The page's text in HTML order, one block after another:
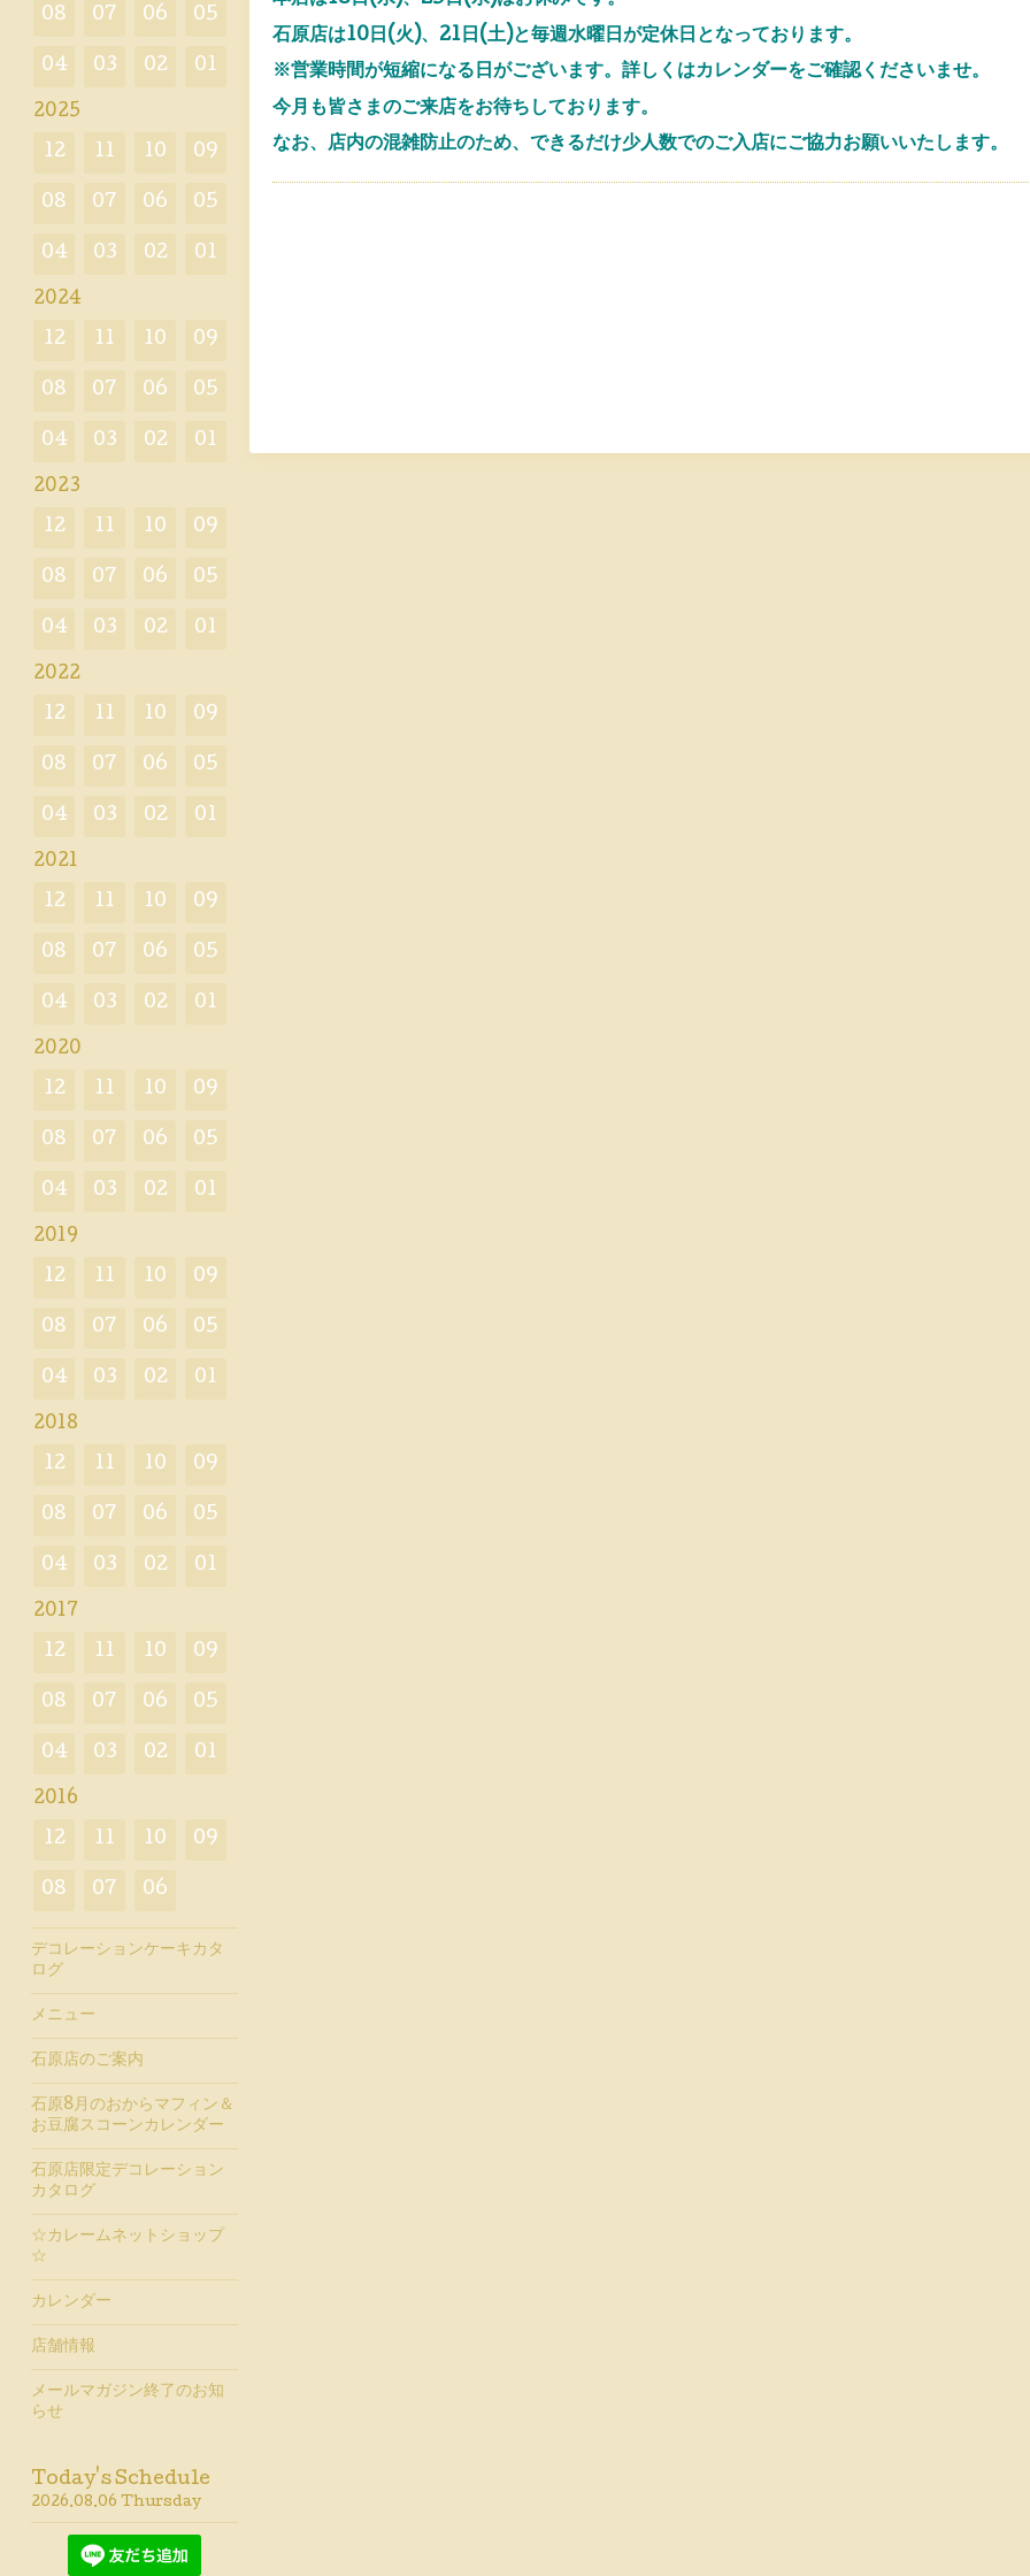
石原店は10日(火)、21日(土)と毎週水曜日が定休日となっております。
※営業時間が短縮になる日がございます。詳しくはカレンダーをご確認くださいませ。
今月も皆さまのご来店をお待ちしております。
なお、店内の混雑防止のため、できるだけ少人数でのご入店にご協力お願いいたします。
08 07 06 05
04 03 02 01
2025
12 11 10 09
08 07 06 05
04 03 02 01
2024
12 11 10 09
08 07 06 05
04 03 02 01
2023
12 11 10 09
08 07 06 05
04 03 02 01
2022
12 11 10 09
08 07 06 05
04 03 02 01
2021
12 11 10 09
08 07 06 05
04 03 02 01
2020
12 11 10 09
08 07 06 05
04 03 02 01
2019
12 11 10 09
08 07 06 05
04 03 02 01
2018
12 11 10 09
08 07 06 05
04 03 02 01
2017
12 11 10 09
08 07 06 05
04 03 02 01
2016
12 11 10 09
08 07 06
デコレーションケーキカタ
ログ
メニュー
石原店のご案内
石原8月のおからマフィン＆
お豆腐スコーンカレンダー
石原店限定デコレーション
カタログ
☆カレームネットショップ
☆
カレンダー
店舗情報
メールマガジン終了のお知
らせ
Today's Schedule
2026.08.06 Thursday